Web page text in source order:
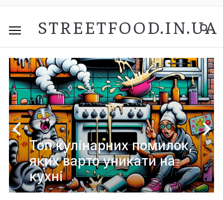
STREETFOOD.IN.UA
Топ кулінарних помилок,
яких варто уникати на
кухні